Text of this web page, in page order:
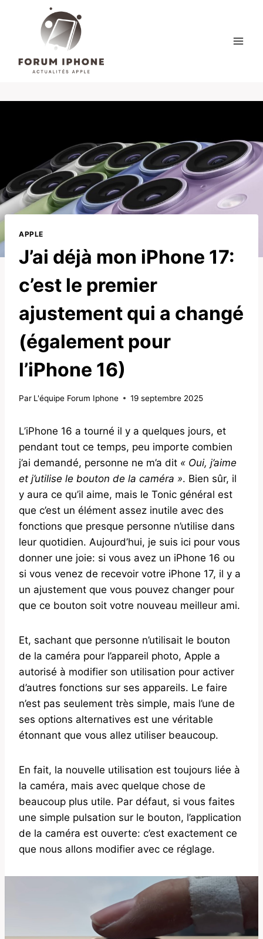
APPLE
J’ai déjà mon iPhone 17:
c’est le premier
ajustement qui a changé
(également pour
l’iPhone 16)
Par L'équipe Forum Iphone 19 septembre 2025
L’iPhone 16 a tourné il y a quelques jours, et
pendant tout ce temps, peu importe combien
j’ai demandé, personne ne m’a dit « Oui, j’aime
et j’utilise le bouton de la caméra ». Bien sûr, il
y aura ce qu’il aime, mais le Tonic général est
que c’est un élément assez inutile avec des
fonctions que presque personne n’utilise dans
leur quotidien. Aujourd’hui, je suis ici pour vous
donner une joie: si vous avez un iPhone 16 ou
si vous venez de recevoir votre iPhone 17, il y a
un ajustement que vous pouvez changer pour
que ce bouton soit votre nouveau meilleur ami.
Et, sachant que personne n’utilisait le bouton
de la caméra pour l’appareil photo, Apple a
autorisé à modifier son utilisation pour activer
d’autres fonctions sur ses appareils. Le faire
n’est pas seulement très simple, mais l’une de
ses options alternatives est une véritable
étonnant que vous allez utiliser beaucoup.
En fait, la nouvelle utilisation est toujours liée à
la caméra, mais avec quelque chose de
beaucoup plus utile. Par défaut, si vous faites
une simple pulsation sur le bouton, l’application
de la caméra est ouverte: c’est exactement ce
que nous allons modifier avec ce réglage.